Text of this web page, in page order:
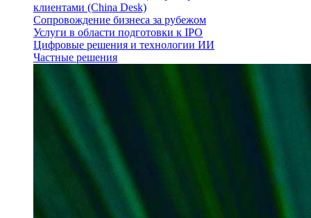
клиентами (China Desk)
Сопровождение бизнеса за рубежом
Услуги в области подготовки к IPO
Цифровые решения и технологии ИИ
Частные решения